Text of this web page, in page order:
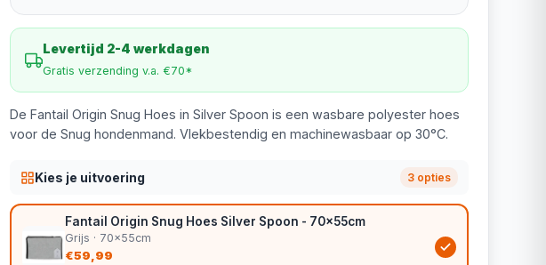
Levertijd 2-4 werkdagen
Gratis verzending v.a. €70*
De Fantail Origin Snug Hoes in Silver Spoon is een wasbare polyester hoes
voor de Snug hondenmand. Vlekbestendig en machinewasbaar op 30°C.
Kies je uitvoering 3 opties
Fantail Origin Snug Hoes Silver Spoon - 70x55cm
Grijs · 70x55cm
€59,99